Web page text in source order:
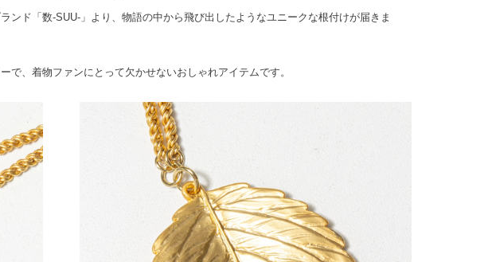
ンド「数-SUU-」より、物語の中から飛び出したようなユニークな根付けが届きま
、着物ファンにとって欠かせないおしゃれアイテムです。